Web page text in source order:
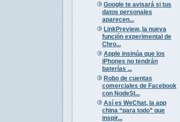
Google te avisará si tus
datos personales
aparecen...
LinkPreview, la nueva
función experimental de
Chro...
Apple insinúa que los
iPhones no tendrán
baterías ...
Robo de cuentas
comerciales de Facebook
con NodeSt...
Así es WeChat, la app
china “para todo” que
inspir...